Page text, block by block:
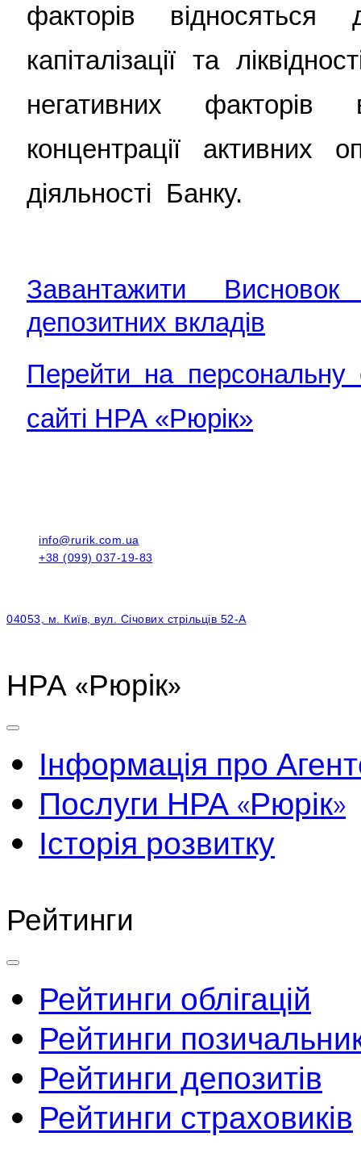
факторів відносяться
капіталізації та
негативних факторів
концентрації активних
діяльності Банку.
Завантажити В
депозитних вкладів
Перейти на персональну
сайті НРА «Рюрік»
info@rurik.com.ua
+38 (099) 037-19-83
04053, м. Київ, вул. Січових стрільців 52-А
НРА «Рюрік»
Інформація про
Послуги НРА «Рюрік»
Історія розвитку
Рейтинги
Рейтинги облігацій
Рейтинги
Рейтинги депозитів
Рейтинги страховиків